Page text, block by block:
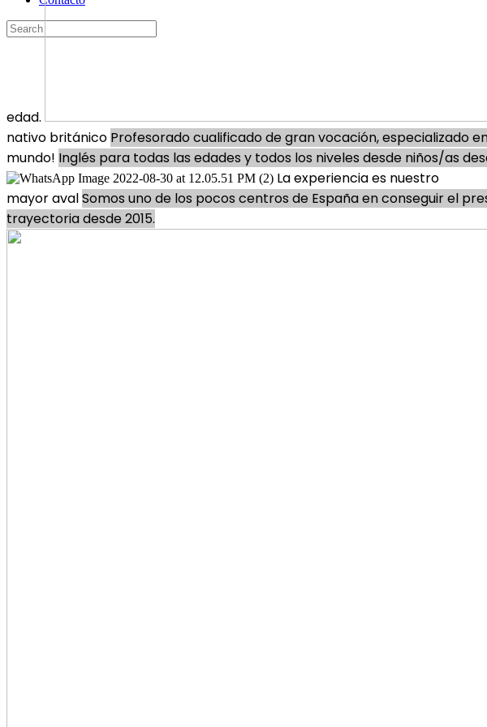
edad.
nativo británico Profesorado cualificado de gran vocación, especializado
mundo! Inglés para todas las edades y todos los niveles desde niños/as
La experiencia es nuestro
mayor avalSomos uno de los pocos centros de España en conseguir el
trayectoria desde 2015.